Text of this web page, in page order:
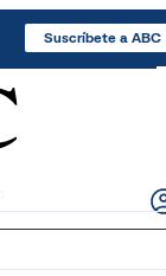
Suscríbete a ABC